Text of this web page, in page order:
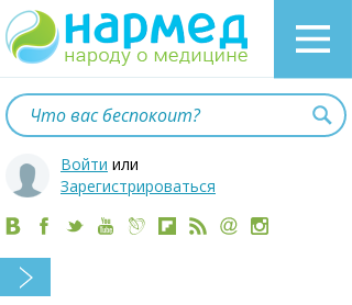
Войти или
Зарегистрироваться